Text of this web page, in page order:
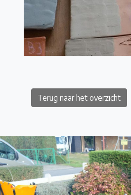
Terug naar het overzicht